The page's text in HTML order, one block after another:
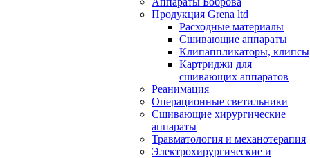
Продукция Grena ltd
Расходные материалы
Сшивающие аппараты
Клипаппликаторы, клипсы
Картриджи для
сшивающих аппаратов
Реанимация
Операционные светильники
Сшивающие хирургические
аппараты
Травматология и механотерапия
Электрохирургические и